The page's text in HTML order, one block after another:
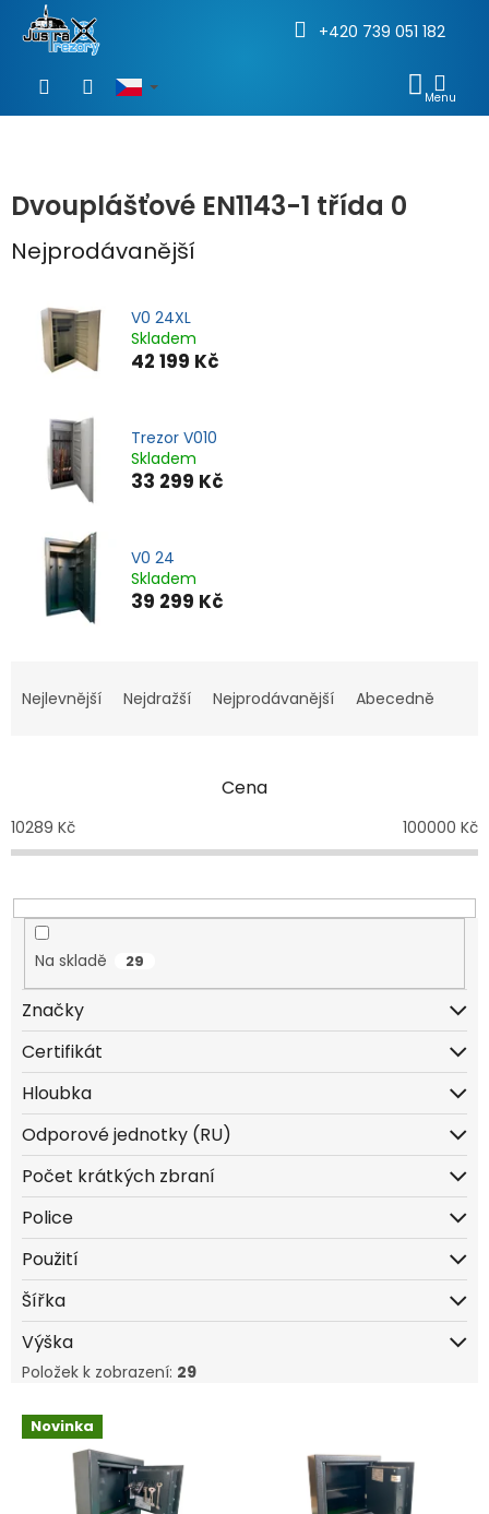
obsah
+420 739 051 182
Dvouplášťové EN1143-1 třída 0
Nejprodávanější
V0 24XL
Skladem
42 199 Kč
Trezor V010
Skladem
33 299 Kč
V0 24
Skladem
39 299 Kč
a
p
r
o
u
ů
Nejlevnější Nejdražší Nejprodávanější Abecedně
Cena
10289 Kč 100000 Kč
Na skladě 29
Značky
Certifikát
Hloubka
Odporové jednotky (RU)
Počet krátkých zbraní
Police
Použití
Šířka
Výška
Položek k zobrazení: 29
V Novinka